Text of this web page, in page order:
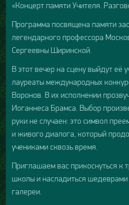
«Концерт памяти Учителя.
Программа посвящена памяти
легендарного профессора
Сергеевны Ширинской.
В этот вечер на сцену выйдут её
лауреаты международных
Воронов. В их исполнении
Иоганнеса Брамса. Выбор
руки не случаен: это символ
и живого диалога, который
учениками сквозь время.
Приглашаем вас прикоснуться к
школы и насладиться
галереи.